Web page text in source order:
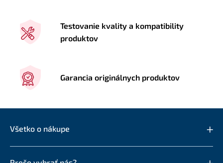
Testovanie kvality a kompatibility
produktov
Garancia originálnych produktov
Všetko o nákupe